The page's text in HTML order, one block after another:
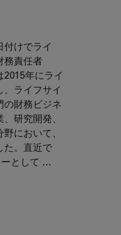
けでライ
務責任者
2015年にライ
ライフサイ
の財務ビジネ
研究開発、
において、
た。直近で
ーとして …